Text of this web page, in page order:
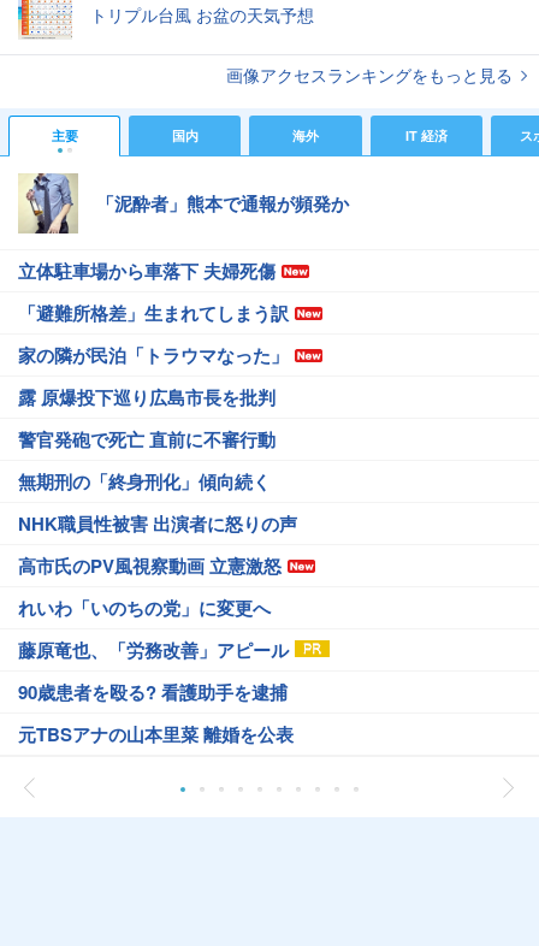
トリプル台風 お盆の天気予想
画像アクセスランキングをもっと見る
主要 国内 海外 IT 経済 ス
「泥酔者」熊本で通報が頻発か
立体駐車場から車落下 夫婦死傷
「避難所格差」生まれてしまう訳
家の隣が民泊「トラウマなった」
露 原爆投下巡り広島市長を批判
警官発砲で死亡 直前に不審行動
無期刑の「終身刑化」傾向続く
NHK職員性被害 出演者に怒りの声
高市氏のPV風視察動画 立憲激怒
れいわ「いのちの党」に変更へ
藤原竜也、「労務改善」アピール
90歳患者を殴る? 看護助手を逮捕
元TBSアナの山本里菜 離婚を公表